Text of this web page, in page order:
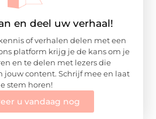
en deel uw verhaal!
of verhalen delen met een
platform krijg je de kans om je
en te delen met lezers die
jouw content. Schrijf mee en laat
stem horen!
u vandaag nog